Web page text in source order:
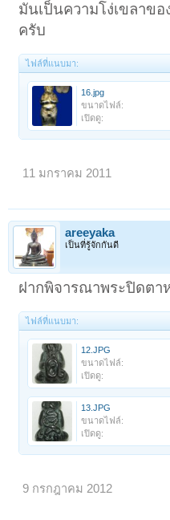
มันเป็นความโง่เขลาข
ครับ
ไฟล์ที่แนบมา:
16.jpg
ขนาดไฟล์:
เปิดดู:
11 มกราคม 2011
areeyaka
เป็นที่รู้จักกันดี
ฝากพิจารณาพระปิดตา
ไฟล์ที่แนบมา:
12.JPG
ขนาดไฟล์:
เปิดดู:
13.JPG
ขนาดไฟล์:
เปิดดู:
9 กรกฎาคม 2012